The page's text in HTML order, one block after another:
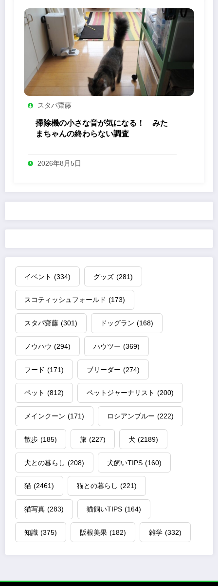
スタパ齋藤
掃除機の小さな音が気になる！ みた
まちゃんの終わらない調査
2026年8月5日
イベント (334) グッズ (281)
スコティッシュフォールド (173)
スタパ齋藤 (301) ドッグラン (168)
ノウハウ (294) ハウツー (369)
フード (171) ブリーダー (274)
ペット (812) ペットジャーナリスト (200)
メインクーン (171) ロシアンブルー (222)
散歩 (185) 旅 (227) 犬 (2189)
犬との暮らし (208) 犬飼いTIPS (160)
猫 (2461) 猫との暮らし (221)
猫写真 (283) 猫飼いTIPS (164)
知識 (375) 阪根美果 (182) 雑学 (332)